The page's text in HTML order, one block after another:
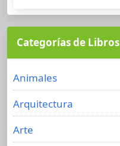
Categorías de Libros
Animales
Arquitectura
Arte